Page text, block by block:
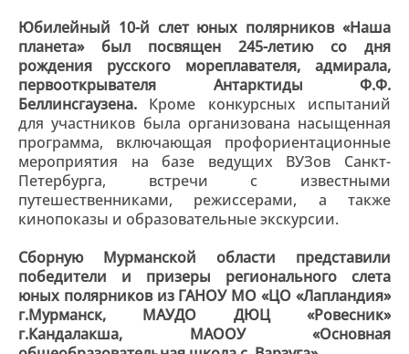
Юбилейный 10-й слет юных полярников «Наша
планета» был посвящен 245-летию со дня
рождения русского мореплавателя, адмирала,
первооткрывателя Антарктиды Ф.Ф.
Беллинсгаузена. Кроме конкурсных испытаний
для участников была организована насыщенная
программа, включающая профориентационные
мероприятия на базе ведущих ВУЗов Санкт-
Петербурга, встречи с известными
путешественниками, режиссерами, а также
кинопоказы и образовательные экскурсии.
Сборную Мурманской области представили
победители и призеры регионального слета
юных полярников из ГАНОУ МО «ЦО «Лапландия»
г.Мурманск, МАУДО ДЮЦ «Ровесник»
г.Кандалакша, МАООУ «Основная